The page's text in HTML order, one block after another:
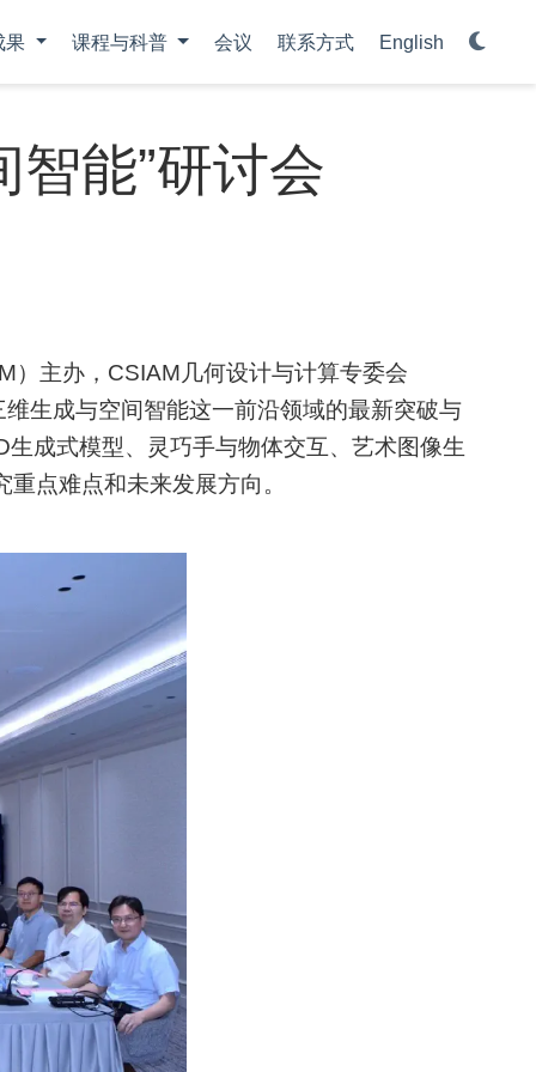
果 课程与科普 会议 联系方式 English
能”研讨会
）主办，CSIAM几何设计与计算专委会
生成与空间智能这一前沿领域的最新突破与
成式模型、灵巧手与物体交互、艺术图像生
点难点和未来发展方向。